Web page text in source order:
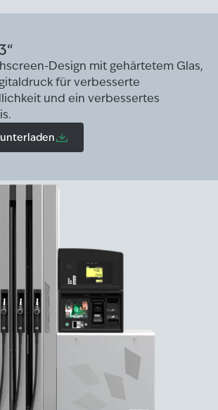
Design mit gehärtetem Glas,
für verbesserte
und ein verbessertes